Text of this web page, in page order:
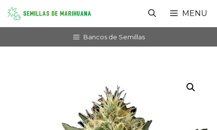
Saltar
contenido
MENU
Bancos de Semillas